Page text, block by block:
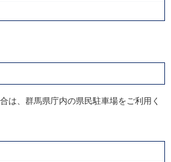
は、群馬県庁内の県民駐車場をご利用く